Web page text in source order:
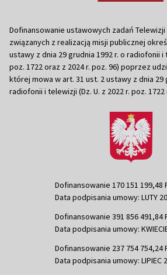
Dofinansowanie ustawowych zadań
związanych z realizacją misji publicznej
ustawy z dnia 29 grudnia 1992 r. o radiofonii i
poz. 1722 oraz z 2024 r. poz. 96) poprzez
której mowa w art. 31 ust. 2 ustawy z dnia 29
radiofonii i telewizji (Dz. U. z 2022 r. poz. 1722
Dofinansowanie 170 151 199,48
Data podpisania umowy: LUTY
Dofinansowanie 391 856 491,84
Data podpisania umowy:
Dofinansowanie 237 754 754,24
Data podpisania umowy: LIPIEC